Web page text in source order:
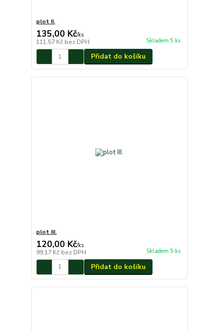
plot II.
135,00 Kč/ks
111,57 Kč bez DPH Skladem 5 ks
Přidat do košíku
plot III.
120,00 Kč/ks
99,17 Kč bez DPH Skladem 5 ks
Přidat do košíku